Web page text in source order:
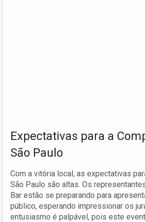
Expectativas para a
São Paulo
Com a vitória local, as expectativas
São Paulo são altas. Os
Bar estão se preparando para
público, esperando impressionar os
entusiasmo é palpável, pois este